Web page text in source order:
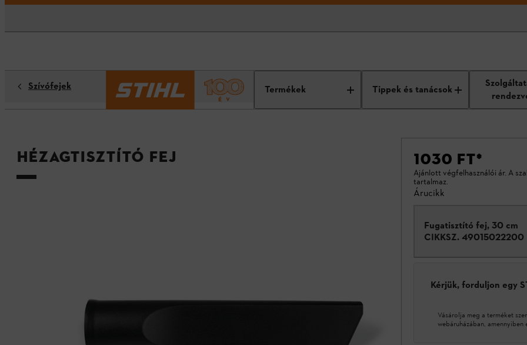
Termékek Tippek és tanácsok
Szívófejek
Hézagtisztító fej 1030 FT*
Ajánlott végfelhasználói ár. A
tartalmaz.
Árucikk
Fugatisztító fej, 30 cm
CIKKSZ. 49015022200
Kérjük, forduljon egy
Vásárolja meg a terméket
webáruházában, amennyiben